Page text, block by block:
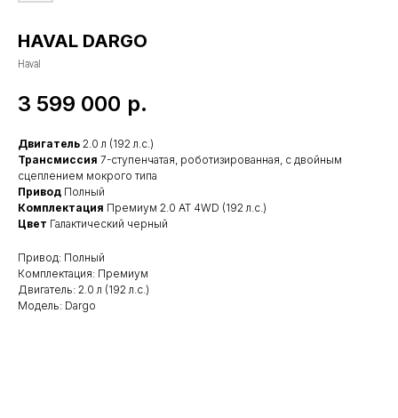
HAVAL DARGO
Haval
3 599 000 р.
Двигатель 2.0 л (192 л.с.)
Трансмиссия 7-ступенчатая, роботизированная, с двойным
сцеплением мокрого типа
Привод Полный
Комплектация Премиум 2.0 АТ 4WD (192 л.с.)
Цвет Галактический черный
Привод: Полный
Комплектация: Премиум
Двигатель: 2.0 л (192 л.с.)
Модель: Dargo